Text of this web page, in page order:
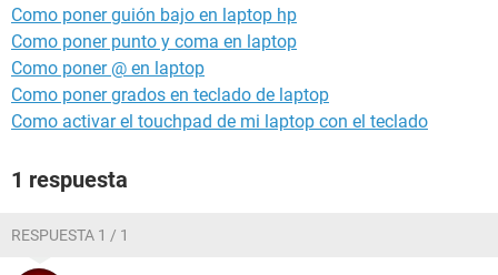
Como poner guión bajo en laptop hp
Como poner punto y coma en laptop
Como poner @ en laptop
Como poner grados en teclado de laptop
Como activar el touchpad de mi laptop con el teclado
1 respuesta
RESPUESTA 1 / 1